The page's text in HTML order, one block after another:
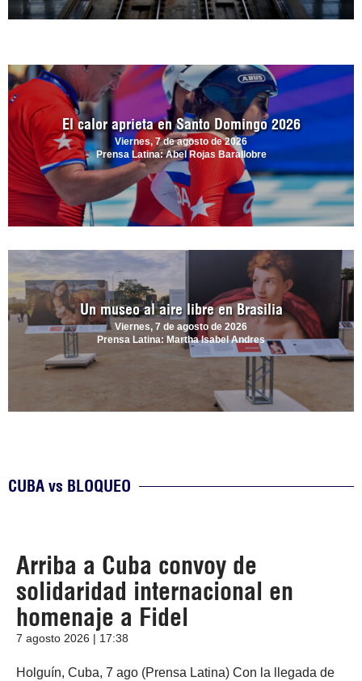
El calor aprieta en Santo Domingo 2026
Viernes, 7 de agosto de 2026
Prensa Latina: Abel Rojas Barallobre
Un museo al aire libre en Brasilia
Viernes, 7 de agosto de 2026
Prensa Latina: Martha Isabel Andres
CUBA vs BLOQUEO
Arriba a Cuba convoy de
solidaridad internacional en
homenaje a Fidel
7 agosto 2026 | 17:38
Holguín, Cuba, 7 ago (Prensa Latina) Con la llegada de